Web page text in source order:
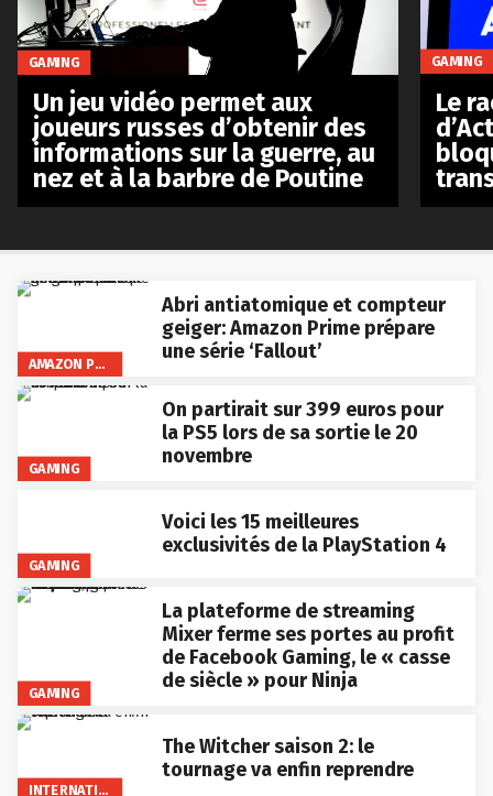
AMAZON PRIME VIDEO
Abri antiatomique et compteur
geiger: Amazon Prime prépare
une série ‘Fallout’
GAMING
On partirait sur 399 euros pour
la PS5 lors de sa sortie le 20
novembre
GAMING
Voici les 15 meilleures
exclusivités de la PlayStation 4
GAMING
La plateforme de streaming
Mixer ferme ses portes au profit
de Facebook Gaming, le « casse
de siècle » pour Ninja
INTERNATIONAL
The Witcher saison 2: le
tournage va enfin reprendre
GAMING
Un jeu vidéo permet aux
joueurs russes d’obtenir des
informations sur la guerre, au
nez et à la barbre de Poutine
GAMING
Le